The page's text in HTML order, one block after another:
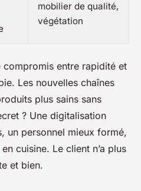
mobilier de qualité,
végétation
compromis entre rapidité et
Les nouvelles chaînes
plus sains sans
? Une digitalisation
un personnel mieux formé,
cuisine. Le client n’a plus
et bien.